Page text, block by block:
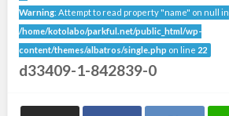
バスケットボール
彫刻・アート 桜・梅の名所
洋式庭園
ドッグラン ローラー滑り台
Pickup
花の名所 プレーパーク 公園グル
インクルーシブパーク
屋根付き遊び場
スケートパーク
ライトアップ イルミネーシ
秋田
カフェ・レストラン
サッカー
ランニングコース
動物園・
屋内遊び場
アスレチ
Warning: Attempt to read property "name" on null in
/home/kotolabo/parkful.net/public_html/wp-
content/themes/albatros/single.php on line 22
d33409-1-842839-0